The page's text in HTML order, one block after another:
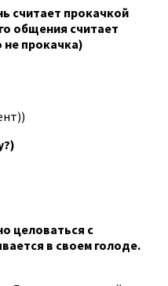
считает прокачкой
общения считает
не прокачка)
целоваться с
в своем голоде.